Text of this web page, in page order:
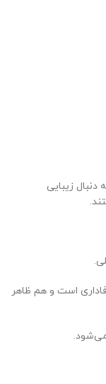
زیبایی
است و هم ظاهر